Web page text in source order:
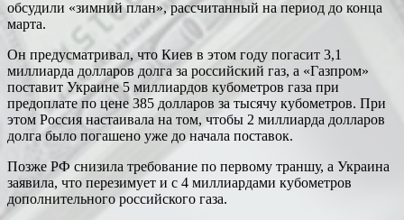
обсудили «зимний план», рассчитанный на период до конца
марта.
Он предусматривал, что Киев в этом году погасит 3,1
миллиарда долларов долга за российский газ, а «Газпром»
поставит Украине 5 миллиардов кубометров газа при
предоплате по цене 385 долларов за тысячу кубометров. При
этом Россия настаивала на том, чтобы 2 миллиарда долларов
долга было погашено уже до начала поставок.
Позже РФ снизила требование по первому траншу, а Украина
заявила, что перезимует и с 4 миллиардами кубометров
дополнительного российского газа.